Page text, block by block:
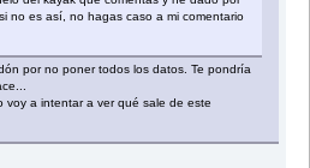
no es así, no hagas caso a mi comentario
por no poner todos los datos. Te pondría
voy a intentar a ver qué sale de este